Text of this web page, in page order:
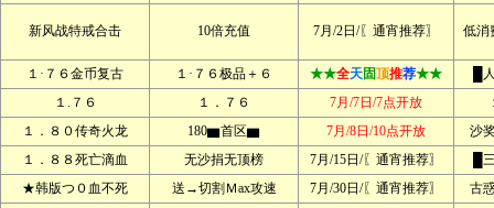
新风战特戒合击 10倍充值 7月/2日/〖通宵推荐〗 低
１·７６金币复古 １·７６极品＋６ ★★全天固顶推荐★★
█
１.７６
１．７６ 7月/7日/7点开放
１．８０传奇火龙
180▆首区▆ 7月/8日/10点开放
沙
１．８８死亡滴血
无沙捐无顶榜 7月/15日/〖通宵推荐〗
█
★韩版つ０血不死
送→切割Ｍax攻速 7月/30日/〖通宵推荐〗
古